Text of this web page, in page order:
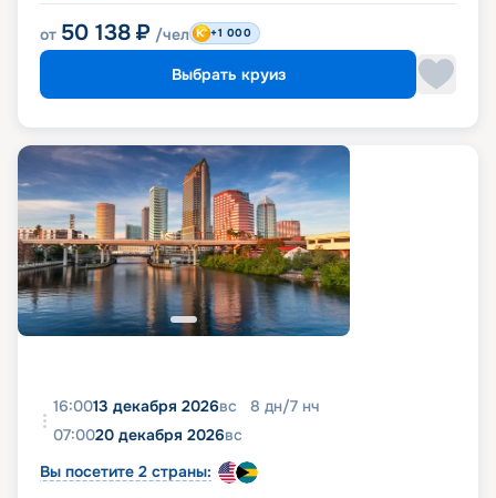
от 50 138 ₽ /чел +1 000
Выбрать круиз
16:0013 декабря 2026вс 8 дн/7 нч
07:0020 декабря 2026вс
Вы посетите 2 страны: